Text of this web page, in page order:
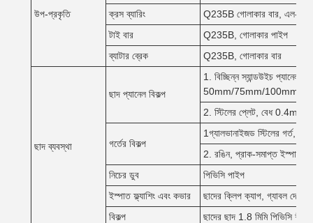
উপ-প্রকৃতি
ক্রস ব্যারিং
Q235B গোলাকার বার, এল-স্টিল
টাই বার
Q235B, গোলাকার পাইপ
ব্যাটার ব্রেক
Q235B, গোলাকার বার
ছাদ ব্যবস্থা
ছাদ প্যানেল বিকল্প
1. বিচ্ছিন্ন স্যান্ডউইচ
50mm/75mm/100mm,
2. স্টিলের প্লেট, বেধ
গর্তের বিকল্প
1গ্যালভানাইজড স্টিলের গর্ত,
2. রঙিন, প্রাক-সমাপ্ত
নিচের ডুব
পিভিসি পাইপ
ইস্পাত ফ্ল্যাশিং এবং কভার
ছাদের ক্লিপ ক্যাপ, গ্যাবল
বিকল্প
ছাদের ছাদ 1.8 মিমি পিভিসি শীট